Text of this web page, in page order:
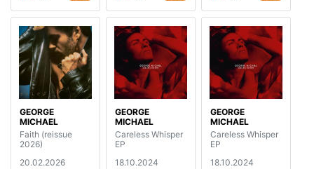
GEORGE
MICHAEL
Faith (reissue
2026)
20.02.2026
GEORGE
MICHAEL
Careless Whisper
EP
18.10.2024
GEORGE
MICHAEL
Careless Whisper
EP
18.10.2024